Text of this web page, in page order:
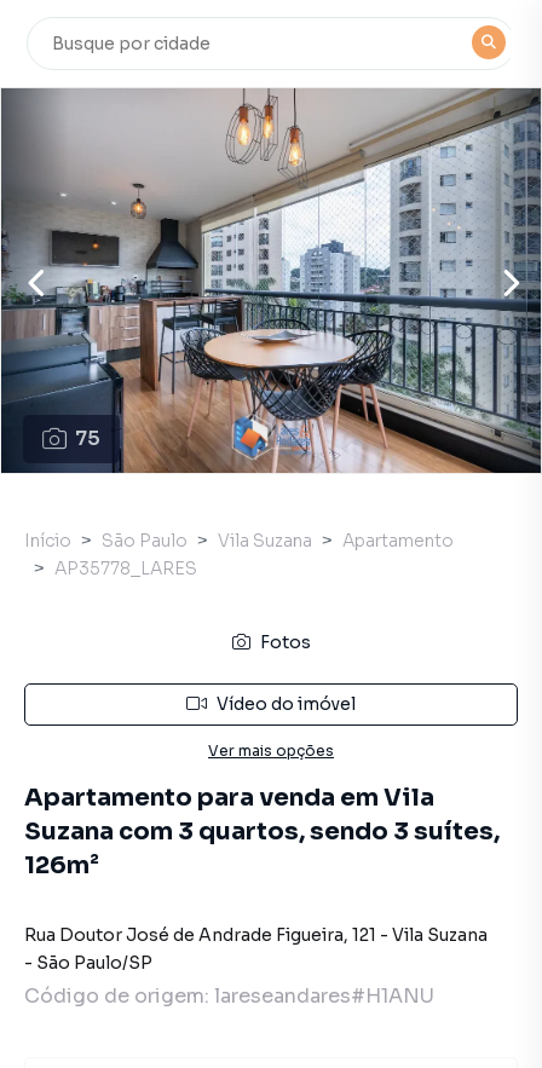
75
Início São Paulo Vila Suzana
Apartamento
AP35778_LARES
Fotos
Vídeo do imóvel
Ver mais opções
Apartamento para venda em Vila
Suzana com 3 quartos, sendo 3 suítes,
126m²
Rua Doutor José de Andrade Figueira, 121 - Vila Suzana
- São Paulo/SP
Código de origem: lareseandares#H1ANU